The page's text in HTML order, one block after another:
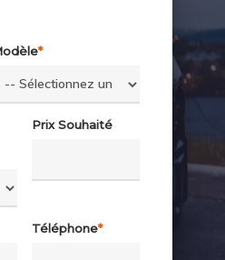
*
Prix Souhaité
Téléphone*